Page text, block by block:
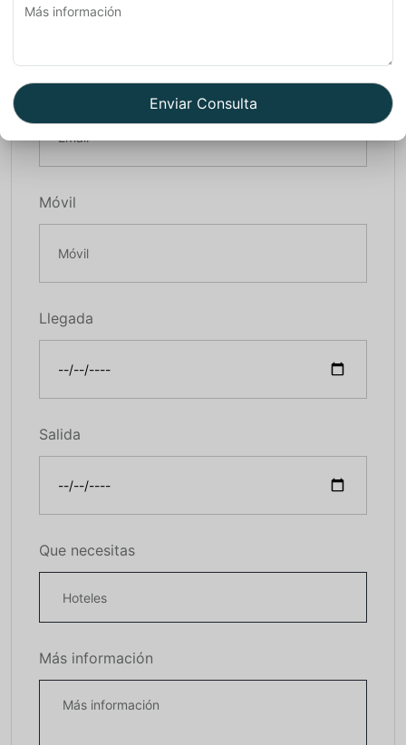
Email*
Móvil
Llegada
Salida
Que necesitas
Más información